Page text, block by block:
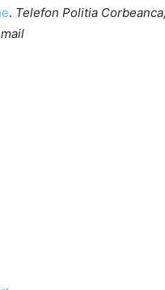
. Telefon Politia